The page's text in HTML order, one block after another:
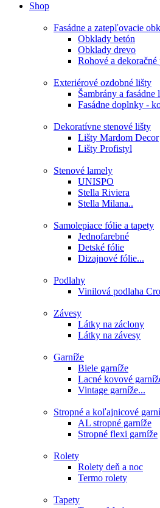
Shop
Fasádne a zatepľovacie
Obklady betón
Obklady drevo
Rohové a dekoračné
Exteriérové ozdobné lišty
Šambrány a fasádne
Fasádne doplnky -
Dekoratívne stenové lišty
Lišty Mardom Decor
Lišty Profistyl
Stenové lamely
UNISPO
Stella Riviera
Stella Milana..
Samolepiace fólie a tapety
Jednofarebné
Detské fólie
Dizajnové fólie...
Podlahy
Vinilová podlaha
Závesy
Látky na záclony
Látky na závesy
Garníže
Biele garníže
Lacné kovové
Vintage garníže...
Stropné a koľajnicové
AL stropné garníže
Stropné flexi garníže
Rolety
Rolety deň a noc
Termo rolety
Tapety